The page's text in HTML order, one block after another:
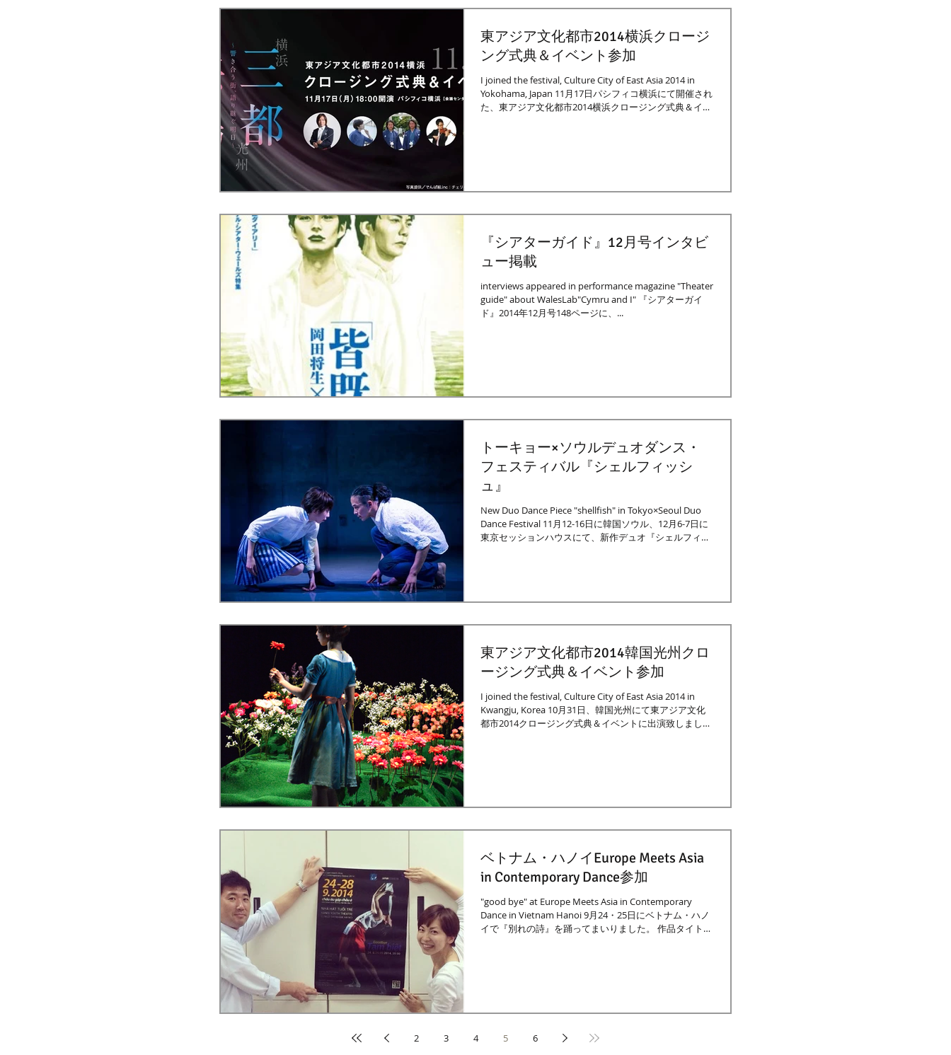
東アジア文化都市2014横浜クロージ
ング式典＆イベント参加
I joined the festival, Culture City of East Asia 2014 in
Yokohama, Japan 11月17日パシフィコ横浜にて開催され
た、東アジア文化都市2014横浜クロージング式典＆イベ
『シアターガイド』12月号インタビ
ュー掲載
interviews appeared in performance magazine "Theater
guide" about WalesLab"Cymru and I" 『シアターガイ
ド』2014年12月号148ページに、...
トーキョー×ソウルデュオダンス・
フェスティバル『シェルフィッシ
ュ』
New Duo Dance Piece "shellfish" in Tokyo×Seoul Duo
Dance Festival 11月12-16日に韓国ソウル、12月6-7日に
東京セッションハウスにて、新作デュオ『シェルフィッ
東アジア文化都市2014韓国光州クロ
ージング式典＆イベント参加
I joined the festival, Culture City of East Asia 2014 in
Kwangju, Korea 10月31日、韓国光州にて東アジア文化
都市2014クロージング式典＆イベントに出演致しまし
ベトナム・ハノイEurope Meets Asia
in Contemporary Dance参加
"good bye" at Europe Meets Asia in Contemporary
Dance in Vietnam Hanoi 9月24・25日にベトナム・ハノ
イで『別れの詩』を踊ってまいりました。 作品タイトル
2 3 4 5 6